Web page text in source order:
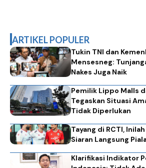
ARTIKEL POPULER
Tukin TNI dan
Mensesneg:
Nakes Juga Naik
Pemilik Lippo Malls
Tegaskan Situasi
Tidak Diperlukan
Tayang di RCTI,
Siaran Langsung
Klarifikasi Indikator